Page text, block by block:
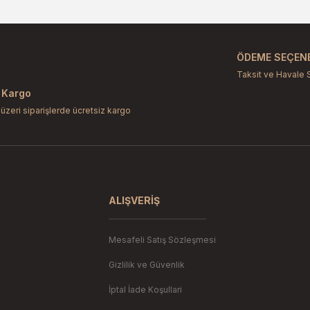
Gönder
siparişlerde ücretsiz kargo
ÖDEME
Taksit ve Havale
ALIŞVERIŞ
Mesafeli Satış Sözleşmesi
Gizlilik ve Güvenlik
İptal İade Koşullari